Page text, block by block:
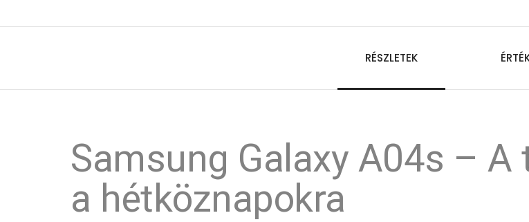
RÉSZLETEK
Samsung Galaxy A04s –
a hétköznapokra